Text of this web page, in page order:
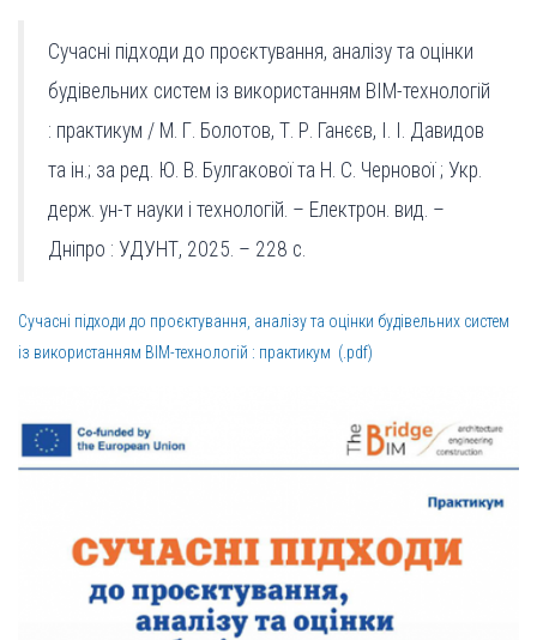
Сучасні підходи до проєктування, аналізу та оцінки
будівельних систем із використанням BIM-технологій
: практикум / М. Г. Болотов, Т. Р. Ганєєв, І. І. Давидов
та ін.; за ред. Ю. В. Булгакової та Н. С. Чернової ; Укр.
держ. ун-т науки і технологій. – Електрон. вид. –
Дніпро : УДУНТ, 2025. – 228 с.
Сучасні підходи до проєктування, аналізу та оцінки будівельних систем
із використанням BIM-технологій : практикум (.pdf)